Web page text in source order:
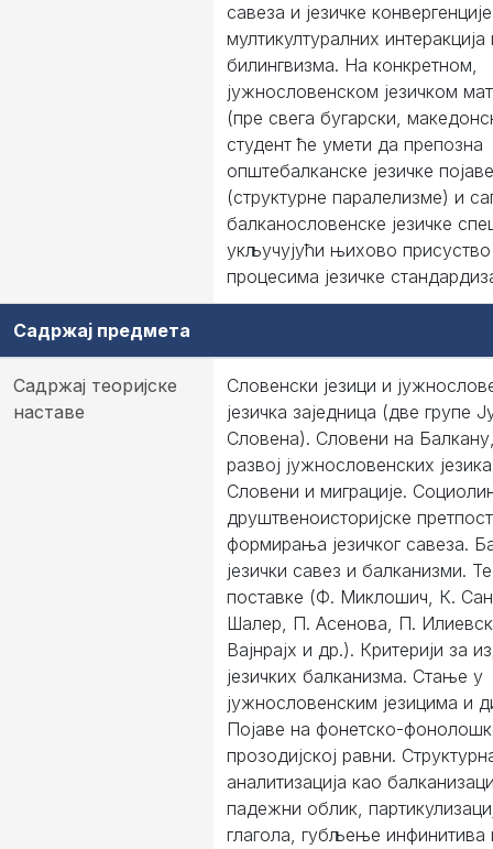
савеза и језичке
мултикултуралних интеракција
билингвизма. На конкретном,
јужнословенском језичком
(пре свега бугарски,
студент ће умети да препозна
општебалканске језичке појаве
(структурне паралелизме) и
балканословенске језичке
укључујући њихово
процесима језичке
Садржај предмета
Садржај теоријске
наставе
Словенски језици и
језичка заједница (две групе
Словена). Словени на
развој јужнословенских
Словени и миграције.
друштвеноисторијске
формирања језичког савеза.
језички савез и балканизми.
поставке (Ф. Миклошич, К.
Шалер, П. Асенова, П.
Вајнрајх и др.). Критерији за
језичких балканизма. Стање у
јужнословенским језицима и
Појаве на фонетско-
прозодијској равни.
аналитизација као
падежни облик,
глагола, губљење инфинитива